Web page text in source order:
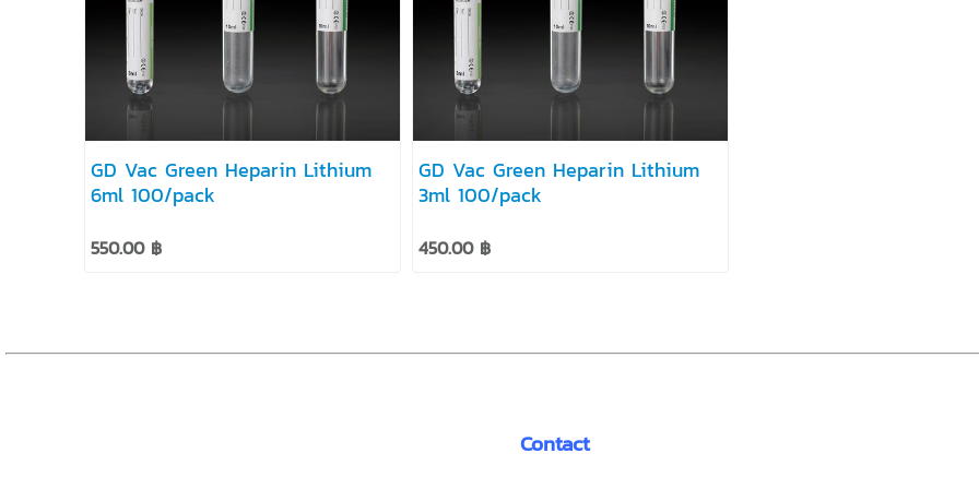
GD Vac Green Heparin Lithium
6ml 100/pack
550.00 ฿
GD Vac Green Heparin Lithium
3ml 100/pack
450.00 ฿
Contact